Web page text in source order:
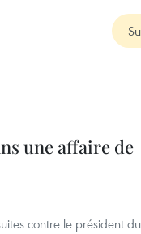
une affaire de
contre le président du